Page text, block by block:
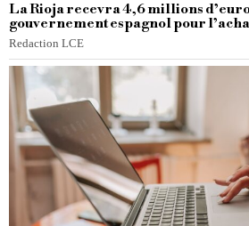
La Rioja recevra 4,6 millions
gouvernement espagnol pour
Redaction LCE